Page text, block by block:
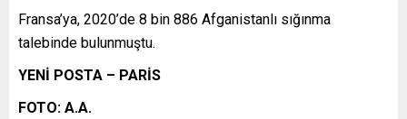
Fransa’ya, 2020’de 8 bin 886 Afganistanlı sığınma
talebinde bulunmuştu.
YENİ POSTA – PARİS
FOTO: A.A.